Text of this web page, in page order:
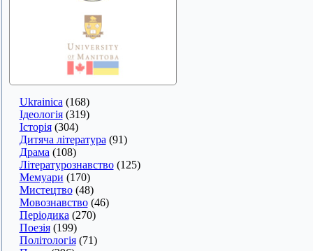
Ukrainica (168)
Ідеологія(319)
Історія(304)
Дитяча література (91)
Драма (108)
Літературознавство(125)
Мемуари (170)
Мистецтво(48)
Мовознавство(46)
Періодика (270)
Поезія(199)
Політологія(71)